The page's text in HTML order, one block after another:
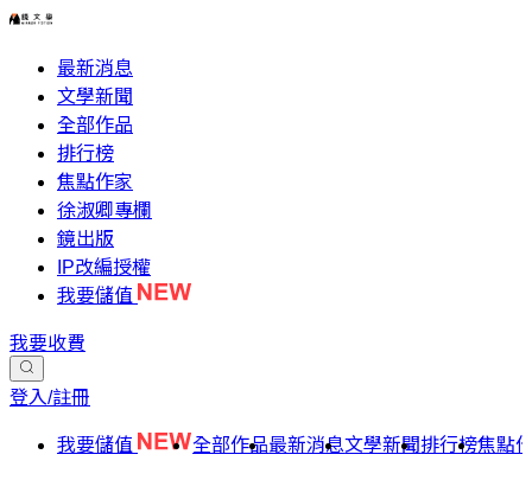
最新消息
文學新聞
全部作品
排行榜
焦點作家
徐淑卿專欄
鏡出版
IP改編授權
我要儲值
我要收費
登入/註冊
我要儲值 全部作品最新消息文學新聞排行榜焦點